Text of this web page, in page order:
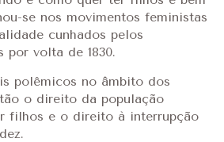
se nos movimentos feministas
cunhados pelos
por volta de 1830.
polêmicos no âmbito dos
o direito da população
filhos e o direito à interrupção